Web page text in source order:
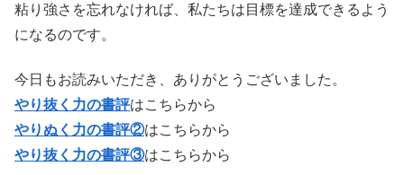
粘り強さを忘れなければ、私たちは目標を達成できるよう
になるのです。
今日もお読みいただき、ありがとうございました。
やり抜く力の書評はこちらから
やりぬく力の書評②はこちらから
やり抜く力の書評③はこちらから